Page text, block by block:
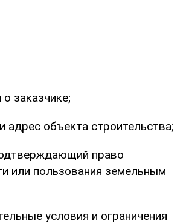
заказчике;
адрес объекта строительства;
право
или пользования земельным
условия и ограничения